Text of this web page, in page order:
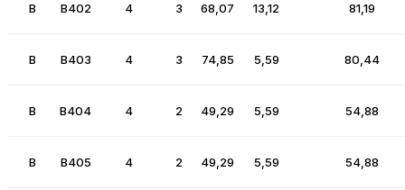
B B402 4 3 68,07 13,12 81,19
B B403 4 3 74,85 5,59 80,44
B B404 4 2 49,29 5,59 54,88
B B405 4 2 49,29 5,59 54,88